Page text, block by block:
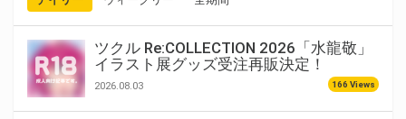
ツクル Re:COLLECTION 2026「水龍敬」
イラスト展グッズ受注再販決定！
2026.08.03 166 Views